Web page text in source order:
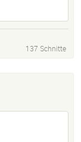
137 Schnitte